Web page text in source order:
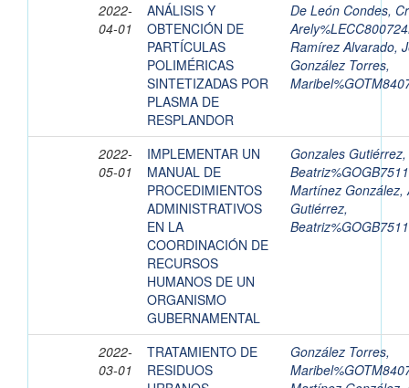
2022-
04-01
ANÁLISIS Y
OBTENCIÓN DE
PARTÍCULAS
POLIMÉRICAS
SINTETIZADAS POR
PLASMA DE
RESPLANDOR
De León Condes,
Ramírez Alvarado,
González Torres,
2022-
05-01
IMPLEMENTAR UN
MANUAL DE
PROCEDIMIENTOS
ADMINISTRATIVOS
EN LA
COORDINACIÓN DE
RECURSOS
HUMANOS DE UN
ORGANISMO
GUBERNAMENTAL
Gonzales Gutiérrez,
Martínez González,
Gutiérrez,
2022-
03-01
TRATAMIENTO DE
RESIDUOS
González Torres,